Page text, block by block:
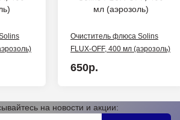
Очиститель флюса Solins
FLUX-OFF, 400 мл (аэрозоль)
650р.
на новости и акции: